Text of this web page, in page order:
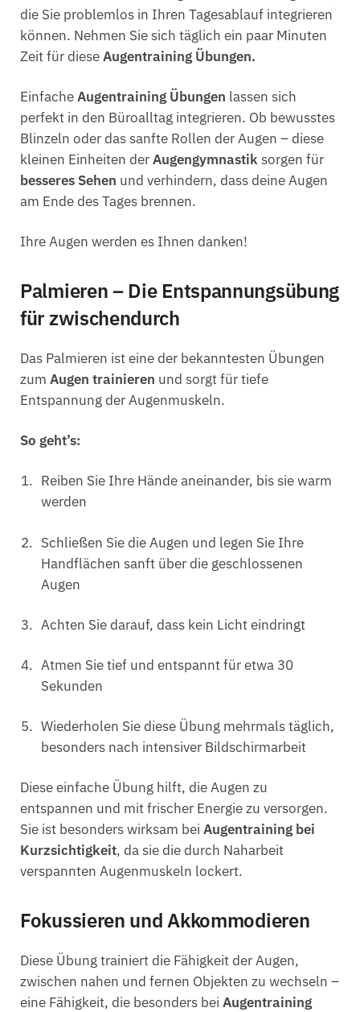
die Sie problemlos in Ihren Tagesablauf integrieren
können. Nehmen Sie sich täglich ein paar Minuten
Zeit für dieseAugentraining Übungen.
EinfacheAugentraining Übungen lassen sich
perfekt in den Büroalltag integrieren. Ob bewusstes
Blinzeln oder das sanfte Rollen der Augen – diese
kleinen Einheiten derAugengymnastiksorgen für
besseres Sehen und verhindern, dass deine Augen
am Ende des Tages brennen.
Ihre Augen werden es Ihnen danken!
Palmieren – Die Entspannungsübung
für zwischendurch
Das Palmieren ist eine der bekanntesten Übungen
zum Augen trainieren und sorgt für tiefe
Entspannung der Augenmuskeln.
So geht’s:
Reiben Sie Ihre Hände aneinander, bis sie warm
werden
Schließen Sie die Augen und legen Sie Ihre
Handflächen sanft über die geschlossenen
Augen
Achten Sie darauf, dass kein Licht eindringt
Atmen Sie tief und entspannt für etwa 30
Sekunden
Wiederholen Sie diese Übung mehrmals täglich,
besonders nach intensiver Bildschirmarbeit
Diese einfache Übung hilft, die Augen zu
entspannen und mit frischer Energie zu versorgen.
Sie ist besonders wirksam bei Augentraining bei
Kurzsichtigkeit, da sie die durch Naharbeit
verspannten Augenmuskeln lockert.
Fokussieren und Akkommodieren
Diese Übung trainiert die Fähigkeit der Augen,
zwischen nahen und fernen Objekten zu wechseln –
eine Fähigkeit, die besonders bei Augentraining